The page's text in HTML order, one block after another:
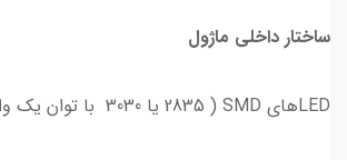
ساختار داخلی ماژول
LEDهای SMD ( 2835 یا 3030 با توان یک وات)